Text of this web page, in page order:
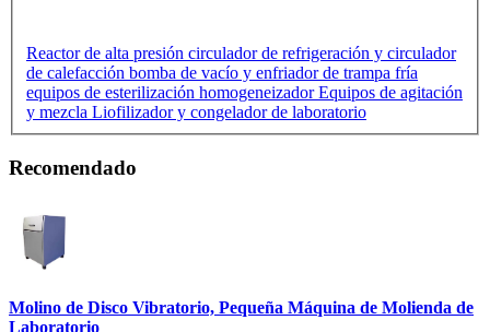
Reactor de alta presión circulador de refrigeración y circulador
de calefacción bomba de vacío y enfriador de trampa fría
equipos de esterilización homogeneizadorEquipos de agitación
y mezcla Liofilizador y congelador de laboratorio
Recomendado
Molino de Disco Vibratorio, Pequeña Máquina de Molienda de
Laboratorio